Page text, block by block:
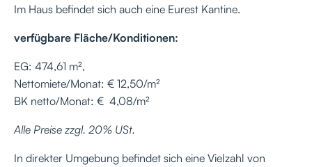
Im Haus befindet sich auch eine Eurest Kantine.
verfügbare Fläche/Konditionen:
EG: 474,61 m²,
Nettomiete/Monat: € 12,50/m²
BK netto/Monat: € 4,08/m²
Alle Preise zzgl. 20% USt.
In direkter Umgebung befindet sich eine Vielzahl von